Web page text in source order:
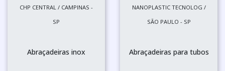
CHP CENTRAL / CAMPINAS -
SP
Abraçadeiras inox
NANOPLASTIC TECNOLOG /
SÃO PAULO - SP
Abraçadeiras para tubos